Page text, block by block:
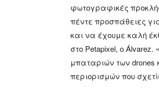
φωτογραφικές
πέντε προσπάθειες
και να έχουμε καλή
στο Petapixel, o
μπαταριών των drones
περιορισμών που